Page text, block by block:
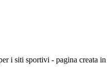
i siti sportivi - pagina creata in